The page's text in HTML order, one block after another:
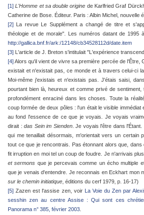
[1] L'Homme et sa double origine de Karlfried Graf
Catherine de Bose. Éditeur. Paris : Albin Michel, nouvelle
[2] La revue Le Supplément a changé de titre et
théologie et de morale". Les numéros datant de 1995
http://gallica.bnf.fr/ark:/12148/cb34528112d/date.item
[3] L'article de J. Breton s'intitulait "L'expérience
[4]Alors qu'il vient de vivre sa première percée de l'Être,
existait et n'existait pas, ce monde et à travers celui-ci
Moi-même j'existais et n'existais pas. J'étais saisi,
pourtant bien là, heureux et comme privé de
profondément enraciné dans les choses. Toute la
coup formée de deux pôles : l'un était le visible immédiat
au fond l'essence de ce que je voyais. Je voyais
dirait : das Sein im Sienden. Je voyais l'être dans
qui me tenaillait désormais, m'orientait vers un certain
tout ce que je rencontrais. Pas étonnant alors que,
fit irruption en moi tel un coup de foudre. Je n'arrivais
et sermons que je percevais comme un écho multiple
que je venais d'entendre. Je reconnais en Eckhart mon
sur le chemin initiatique , éditions du cerf 1979, p. 16-17)
[5] Zazen est l'assise zen, voir La Voie du Zen par
sesshin zen au centre Assise : Qui sont ces
Panorama n° 385, février 2003